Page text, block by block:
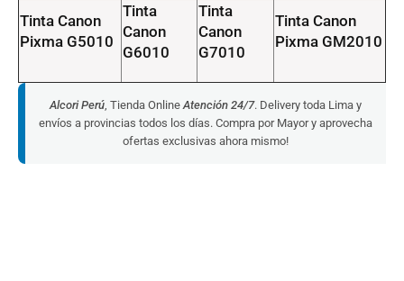
Tinta Canon
Pixma G5010
Tinta
Canon
G6010
Tinta
Canon
G7010
Tinta Canon
Pixma GM2010
Alcori Perú , Tienda Online Atención 24/7. Delivery toda Lima y
envíos a provincias todos los días. Compra por Mayor y aprovecha
ofertas exclusivas ahora mismo!